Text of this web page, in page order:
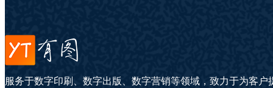
服务于数字印刷、数字出版、数字营销等领域，致力于为客